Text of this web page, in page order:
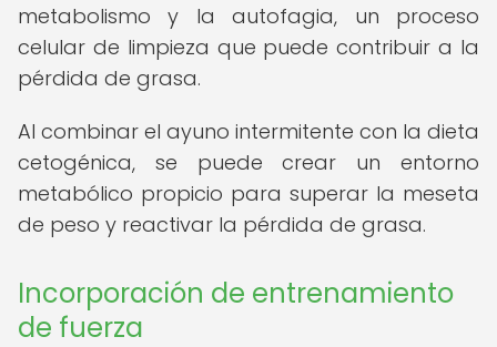
metabolismo y la autofagia, un proceso
celular de limpieza que puede contribuir a la
pérdida de grasa.
Al combinar el ayuno intermitente con la dieta
cetogénica, se puede crear un entorno
metabólico propicio para superar la meseta
de peso y reactivar la pérdida de grasa.
Incorporación de entrenamiento
de fuerza